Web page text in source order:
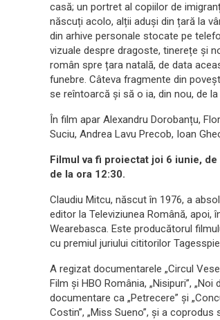
casă; un portret al copiilor de
născuți acolo, alții aduși din țară la
din arhive personale stocate pe
vizuale despre dragoste, tinerețe și
român spre țara natală, de data
funebre. Câteva fragmente din
se reîntoarcă și să o ia, din nou, de la
În film apar Alexandru Dorobanțu,
Suciu, Andrea Lavu Precob, Ioan
Filmul va fi proiectat joi 6 iunie,
de la ora 12:30.
Claudiu Mitcu, născut în 1976, a
editor la Televiziunea Română,
Wearebasca. Este producătorul
cu premiul juriului cititorilor
A regizat documentarele „Circul
Film și HBO România, „Nisipuri”, „Noi
documentare ca „Petrecere” și
Costin”, „Miss Sueno”, și a